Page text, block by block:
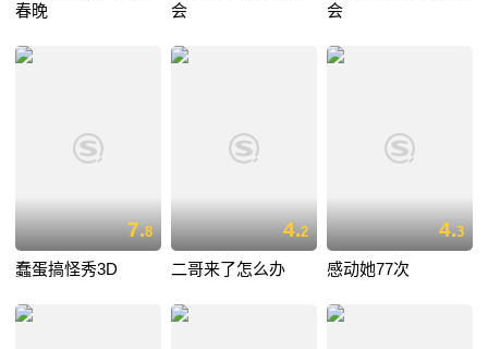
春晚
会
会
7.8
蠢蛋搞怪秀3D
4.2
二哥来了怎么办
4.3
感动她77次